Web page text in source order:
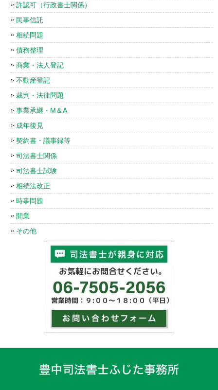
許認可（行政書士関係）
民事信託
相続問題
債務整理
商業・法人登記
不動産登記
裁判・法律問題
事業承継・M＆A
成年後見
契約書・議事録等
司法書士関係
司法書士試験
相続法改正
時事問題
開業
その他